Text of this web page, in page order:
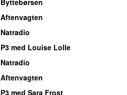
Aftenvagten
Natradio
P3 med Louise Lolle
Natradio
Aftenvagten
P3 med Sara Frost